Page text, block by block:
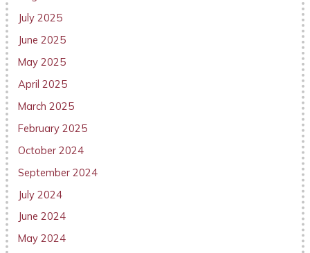
July 2025
June 2025
May 2025
April 2025
March 2025
February 2025
October 2024
September 2024
July 2024
June 2024
May 2024